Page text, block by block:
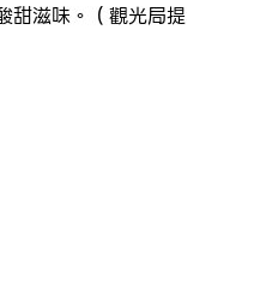
甜滋味。（觀光局提